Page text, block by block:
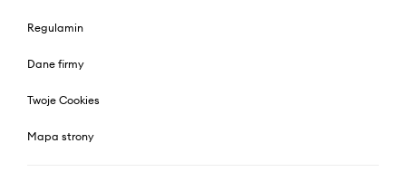
Regulamin
Dane firmy
Twoje Cookies
Mapa strony